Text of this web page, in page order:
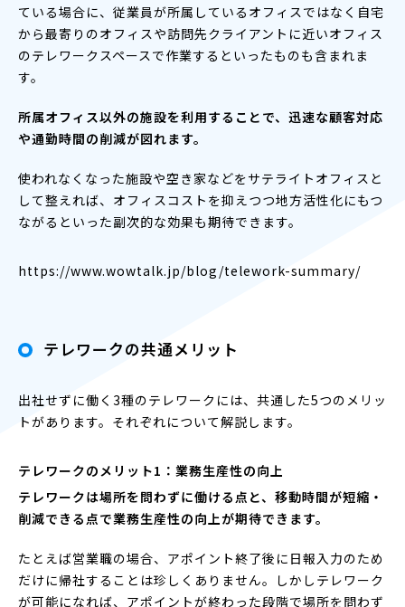
ている場合に、従業員が所属しているオフィスではなく自宅
から最寄りのオフィスや訪問先クライアントに近いオフィス
のテレワークスペースで作業するといったものも含まれま
す。
所属オフィス以外の施設を利用することで、迅速な顧客対応
や通勤時間の削減が図れます。
使われなくなった施設や空き家などをサテライトオフィスと
して整えれば、オフィスコストを抑えつつ地方活性化にもつ
ながるといった副次的な効果も期待できます。
https://www.wowtalk.jp/blog/telework-summary/
テレワークの共通メリット
出社せずに働く3種のテレワークには、共通した5つのメリッ
トがあります。それぞれについて解説します。
テレワークのメリット1：業務生産性の向上
テレワークは場所を問わずに働ける点と、移動時間が短縮・
削減できる点で業務生産性の向上が期待できます。
たとえば営業職の場合、アポイント終了後に日報入力のため
だけに帰社することは珍しくありません。しかしテレワーク
が可能になれば、アポイントが終わった段階で場所を問わず